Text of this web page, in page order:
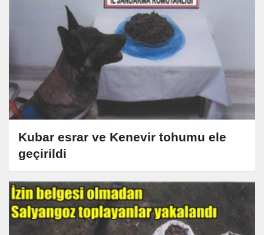
Kubar esrar ve Kenevir tohumu ele
geçirildi